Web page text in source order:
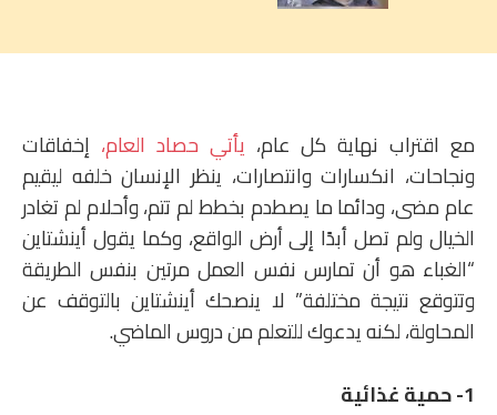
مع اقتراب نهاية كل عام، يأتي حصاد العام، إخفاقات
ونجاحات، انكسارات وانتصارات، ينظر الإنسان خلفه ليقيم
عام مضى، ودائما ما يصطدم بخطط لم تتم، وأحلام لم تغادر
الخيال ولم تصل أبدًا إلى أرض الواقع، وكما يقول أينشتاين
“الغباء هو أن تمارس نفس العمل مرتين بنفس الطريقة
وتتوقع نتيجة مختلفة” لا ينصحك أينشتاين بالتوقف عن
المحاولة، لكنه يدعوك للتعلم من دروس الماضي.
1- حمية غذائية